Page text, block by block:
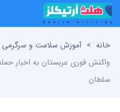
خانه > آموزش سلامت و سرگرمی
واکنش فوری عربستان به اخبار
سلطان